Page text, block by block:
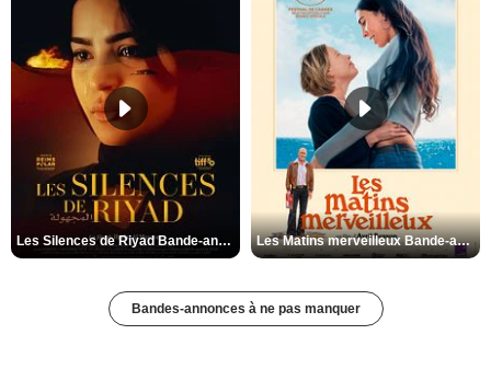
Les Silences de Riyad Bande-annonce VO STFR Les Matins merveilleux Bande-annonce VF
Bandes-annonces à ne pas manquer